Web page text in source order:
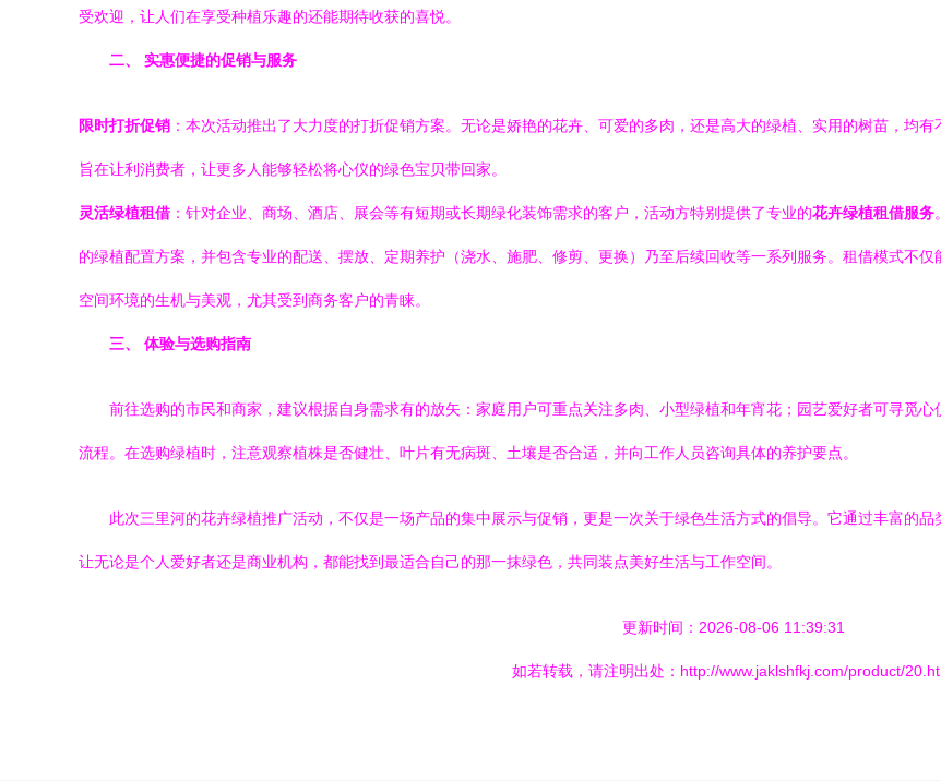
受欢迎，让人们在享受种植乐趣的还能期待收获的喜悦。
二、 实惠便捷的促销与服务
限时打折促销 ：本次活动推出了大力度的打折促销方案。无论是娇艳的花卉、可爱的多肉，还是高大的绿植、实用的树苗，均
旨在让利消费者，让更多人能够轻松将心仪的绿色宝贝带回家。
灵活绿植租借 ：针对企业、商场、酒店、展会等有短期或长期绿化装饰需求的客户，活动方特别提供了专业的花卉绿植租借服务
的绿植配置方案，并包含专业的配送、摆放、定期养护（浇水、施肥、修剪、更换）乃至后续回收等一系列服务。租借模式不
空间环境的生机与美观，尤其受到商务客户的青睐。
三、 体验与选购指南
前往选购的市民和商家，建议根据自身需求有的放矢：家庭用户可重点关注多肉、小型绿植和年宵花；园艺爱好者可寻觅
流程。在选购绿植时，注意观察植株是否健壮、叶片有无病斑、土壤是否合适，并向工作人员咨询具体的养护要点。
此次三里河的花卉绿植推广活动，不仅是一场产品的集中展示与促销，更是一次关于绿色生活方式的倡导。它通过丰富的
让无论是个人爱好者还是商业机构，都能找到最适合自己的那一抹绿色，共同装点美好生活与工作空间。
更新时间：2026-08-06 11:39:31
如若转载，请注明出处：http://www.jaklshfkj.com/product/